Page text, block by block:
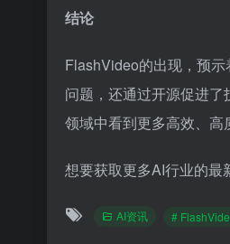
结论
FlashVideo的出现，预
问题，还通过开源促进
领域中看到更多高效、高
想要获取更多AI行业的最
AI资讯 #